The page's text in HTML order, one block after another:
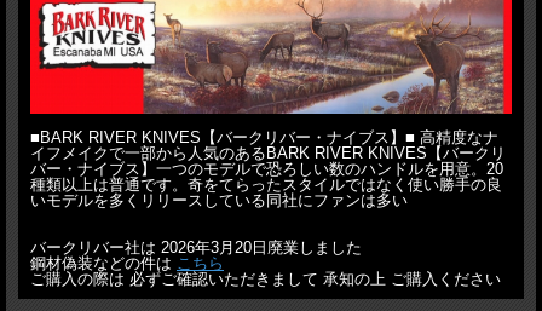
+ハンドルは個体ごと異なります
バークリバー社 「ブラボー1」シリーズ
＋＋ Cru-Wear鋼
CPM-3V 以上の耐靱性、耐摩耗性
■BARK RIVER KNIVES【バークリバー・ナイブス】■ 高精度なナ
イフメイクで一部から人気のあるBARK RIVER KNIVES【バークリ
バー・ナイブス】一つのモデルで恐ろしい数のハンドルを用意。20
種類以上は普通です。奇をてらったスタイルではなく使い勝手の良
いモデルを多くリリースしている同社にファンは多い
バークリバー社は 2026年3月20日廃業しました
鋼材偽装などの件は こちら
ご購入の際は 必ずご確認いただきまして 承知の上 ご購入ください